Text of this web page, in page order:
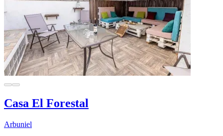
Casa El Forestal
Arbuniel